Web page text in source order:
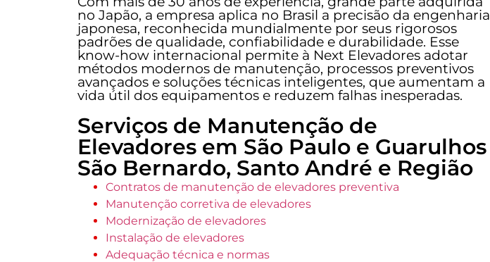
no Japão, a empresa aplica no Brasil a precisão da engenharia
japonesa, reconhecida mundialmente por seus rigorosos
padrões de qualidade, confiabilidade e durabilidade. Esse
know-how internacional permite à Next Elevadores adotar
métodos modernos de manutenção, processos preventivos
avançados e soluções técnicas inteligentes, que aumentam a
vida útil dos equipamentos e reduzem falhas inesperadas.
Serviços de Manutenção de
Elevadores em São Paulo e Guarulhos
São Bernardo, Santo André e Região
Contratos de manutenção de elevadores preventiva
Manutenção corretiva de elevadores
Modernização de elevadores
Instalação de elevadores
Adequação técnica e normas